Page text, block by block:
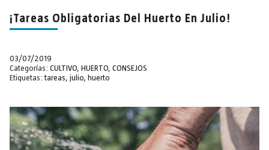
¡Tareas Obligatorias Del Huerto En Julio!
03/07/2019
Categorías: CULTIVO, HUERTO, CONSEJOS
Etiquetas: tareas, julio, huerto